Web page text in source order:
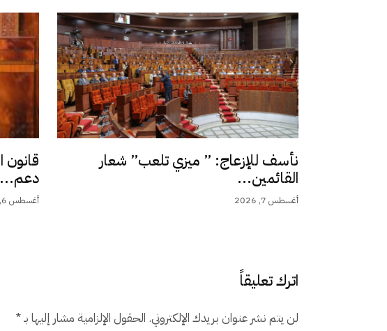
نأسف للإزعاج: ” ميزي تلعب” شعار
القائمين...
أغسطس 7, 2026
دعم...
أغسطس 6, 2026
اترك تعليقاً
لن يتم نشر عنوان بريدك الإلكتروني. الحقول الإلزامية مشار إليها بـ*